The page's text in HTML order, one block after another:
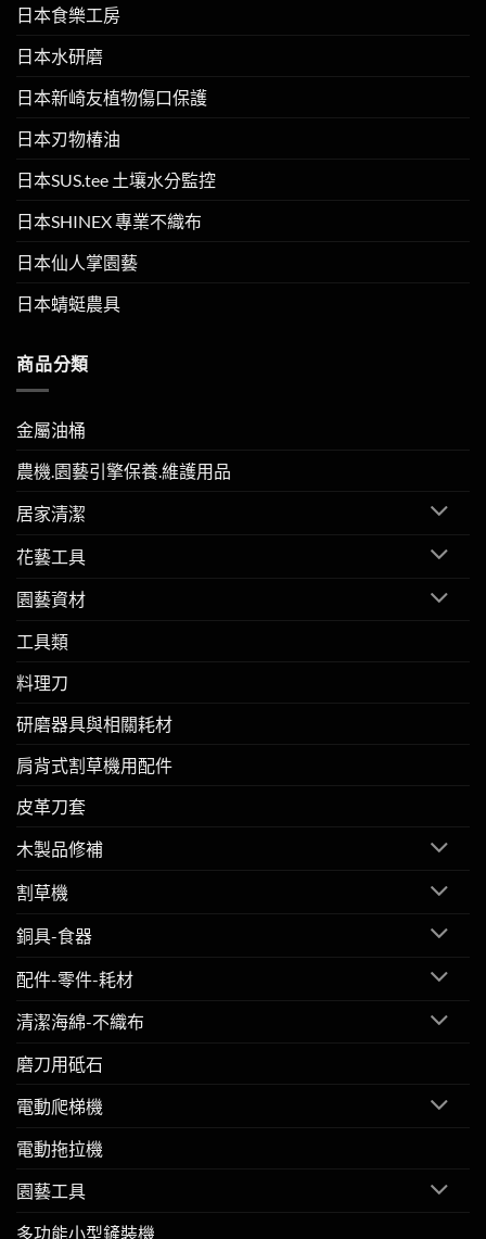
日本食樂工房
日本水研磨
日本新崎友植物傷口保護
日本刃物椿油
日本SUS.tee 土壤水分監控
日本SHINEX 專業不織布
日本仙人掌園藝
日本蜻蜓農具
商品分類
金屬油桶
農機.園藝引擎保養.維護用品
居家清潔
花藝工具
園藝資材
工具類
料理刀
研磨器具與相關耗材
肩背式割草機用配件
皮革刀套
木製品修補
割草機
銅具-食器
配件-零件-耗材
清潔海綿-不織布
磨刀用砥石
電動爬梯機
電動拖拉機
園藝工具
多功能小型鏟裝機